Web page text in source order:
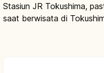
Stasiun JR Tokushima,
saat berwisata di